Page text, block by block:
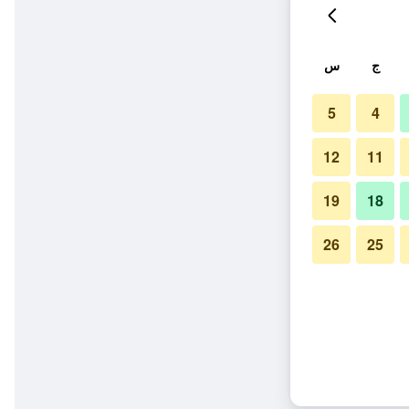
ج س
4
5
11
12
18
19
25
26